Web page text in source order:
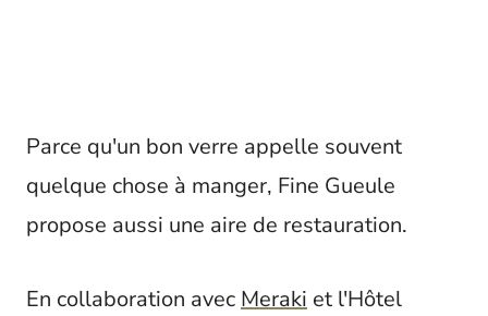
Parce qu'un bon verre appelle souvent
quelque chose à manger, Fine Gueule
propose aussi une aire de restauration.
En collaboration avecMeraki et l'Hôtel